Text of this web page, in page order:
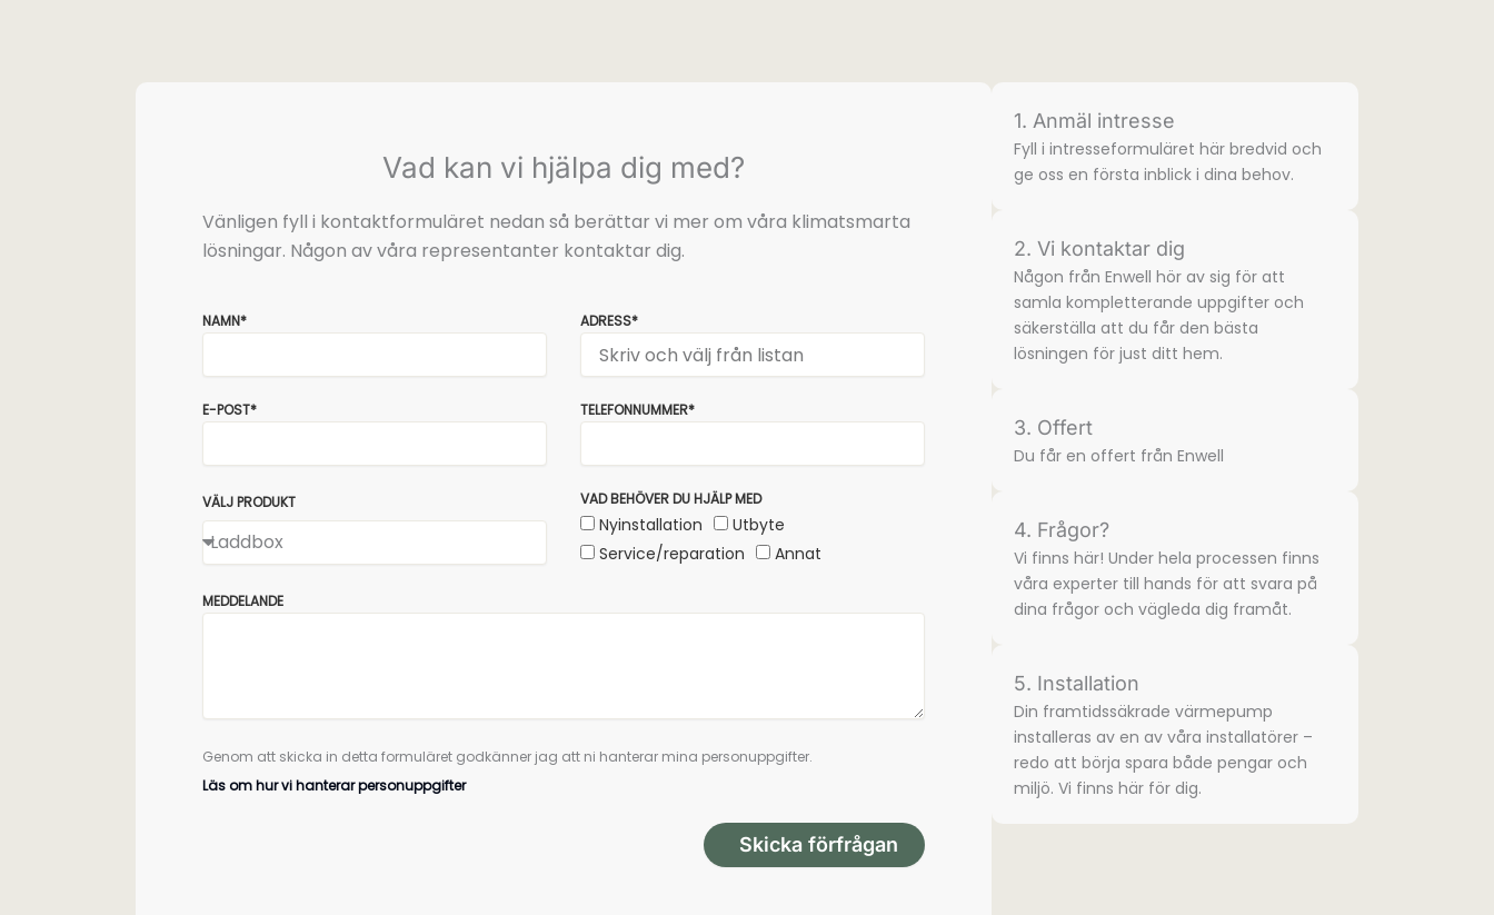
Vad kan vi hjälpa dig med?
Vänligen fyll i kontaktformuläret nedan så berättar vi mer om våra klimatsmarta
lösningar. Någon av våra representanter kontaktar dig.
NAMN* ADRESS*
E-POST* TELEFONNUMMER*
VÄLJ PRODUKT VAD BEHÖVER DU HJÄLP MED
Nyinstallation
Utbyte
Service/reparation
Annat
MEDDELANDE
Genom att skicka in detta formuläret godkänner jag att ni hanterar mina personuppgifter.
Läs om hur vi hanterar personuppgifter
Skicka förfrågan
1. Anmäl intresse
Fyll i intresse­formuläret här bredvid och
ge oss en första inblick i dina behov.
2. Vi kontaktar dig
Någon från Enwell hör av sig för att
samla komplette­rande uppgifter och
säkerställa att du får den bästa
lösningen för just ditt hem.
3. Offert
Du får en offert från Enwell
4. Frågor?
Vi finns här! Under hela processen finns
våra experter till hands för att svara på
dina frågor och vägleda dig framåt.
5. Installation
Din framtidssäkrade värmepump
installeras av en av våra installatörer –
redo att börja spara både pengar och
miljö. Vi finns här för dig.​